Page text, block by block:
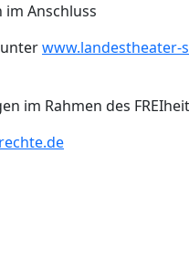
Anschluss
www.landestheater-
im Rahmen des